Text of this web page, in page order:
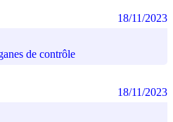
de contrôle
18/11/2023
18/11/2023